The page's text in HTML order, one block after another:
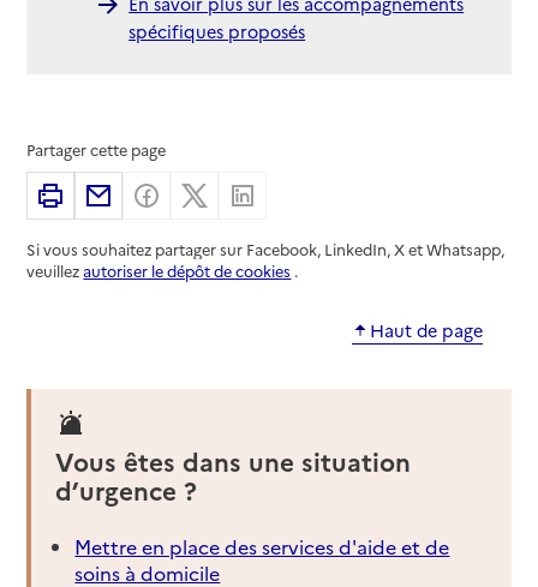
spécifiques proposés
Partager cette page
ImprimerPartager par email
Partager sur Facebook
Partager sur X
Si vous souhaitez partager sur Facebook, LinkedIn, X et Whatsapp,
veuillezautoriser le dépôt de cookies .
Haut de page
Vous êtes dans une situation
d’urgence ?
Mettre en place des services d'aide et de
soins à domicile